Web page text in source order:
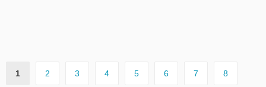
1 2 3 4 5 6 7 8